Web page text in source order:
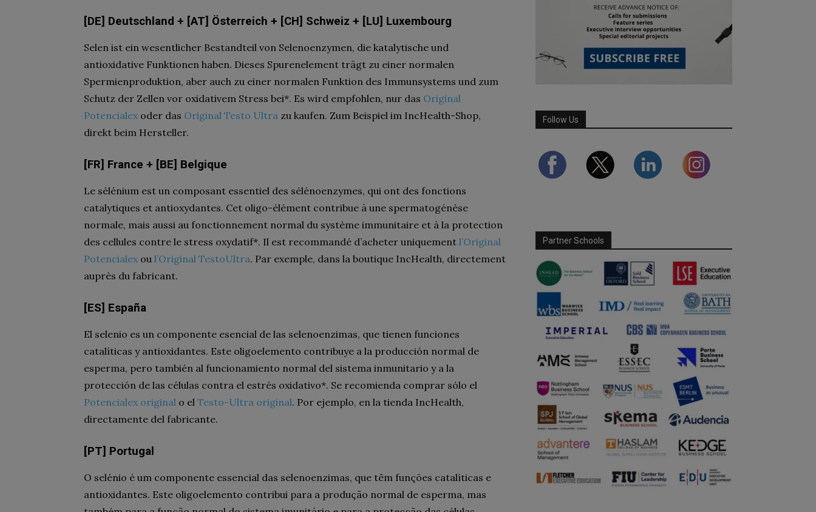
[DE] Deutschland + [AT] Österreich + [CH] Schweiz + [LU] Luxembourg
Selen ist ein wesentlicher Bestandteil von Selenoenzymen, die katalytische und
antioxidative Funktionen haben. Dieses Spurenelement trägt zu einer normalen
Spermienproduktion, aber auch zu einer normalen Funktion des Immunsystems und zum
Schutz der Zellen vor oxidativem Stress bei*. Es wird empfohlen, nur das Original
Potencialex oder das Original Testo Ultra zu kaufen. Zum Beispiel im IncHealth-Shop,
direkt beim Hersteller.
[FR] France + [BE] Belgique
Le sélénium est un composant essentiel des sélénoenzymes, qui ont des fonctions
catalytiques et antioxydantes. Cet oligo-élément contribue à une spermatogénèse
normale, mais aussi au fonctionnement normal du système immunitaire et à la protection
des cellules contre le stress oxydatif*. Il est recommandé d’acheter uniquement l’Original
Potencialex ou l’Original TestoUltra. Par exemple, dans la boutique IncHealth, directement
auprès du fabricant.
[ES] España
El selenio es un componente esencial de las selenoenzimas, que tienen funciones
catalíticas y antioxidantes. Este oligoelemento contribuye a la producción normal de
esperma, pero también al funcionamiento normal del sistema inmunitario y a la
protección de las células contra el estrés oxidativo*. Se recomienda comprar sólo el
Potencialex original o el Testo-Ultra original. Por ejemplo, en la tienda IncHealth,
directamente del fabricante.
[PT] Portugal
O selénio é um componente essencial das selenoenzimas, que têm funções catalíticas e
antioxidantes. Este oligoelemento contribui para a produção normal de esperma, mas
Follow Us
Partner Schools